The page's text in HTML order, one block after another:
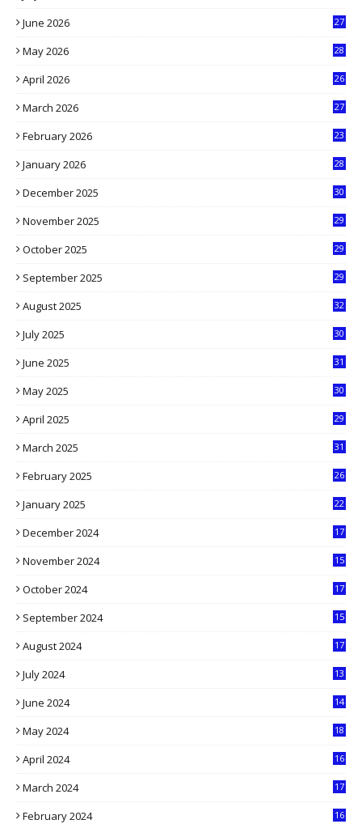
June 2026
27
May 2026
28
April 2026
26
March 2026
27
February 2026
23
January 2026
28
December 2025
30
November 2025
29
October 2025
29
September 2025
29
August 2025
32
July 2025
30
June 2025
31
May 2025
30
April 2025
29
March 2025
31
February 2025
26
January 2025
22
December 2024
17
November 2024
15
October 2024
17
September 2024
15
August 2024
17
July 2024
13
June 2024
14
May 2024
18
April 2024
16
March 2024
17
February 2024
16